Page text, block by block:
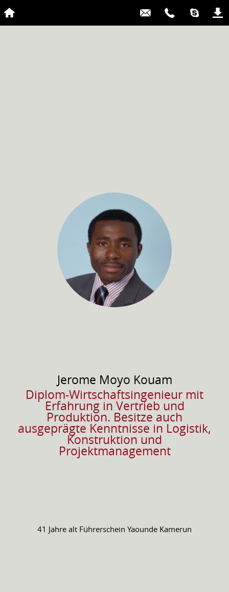
Jerome Moyo Kouam
Diplom-Wirtschaftsingenieur mit
Erfahrung in Vertrieb und
Produktion. Besitze auch
ausgeprägte Kenntnisse in Logistik,
Konstruktion und
Projektmanagement
41 Jahre alt Führerschein Yaounde Kamerun